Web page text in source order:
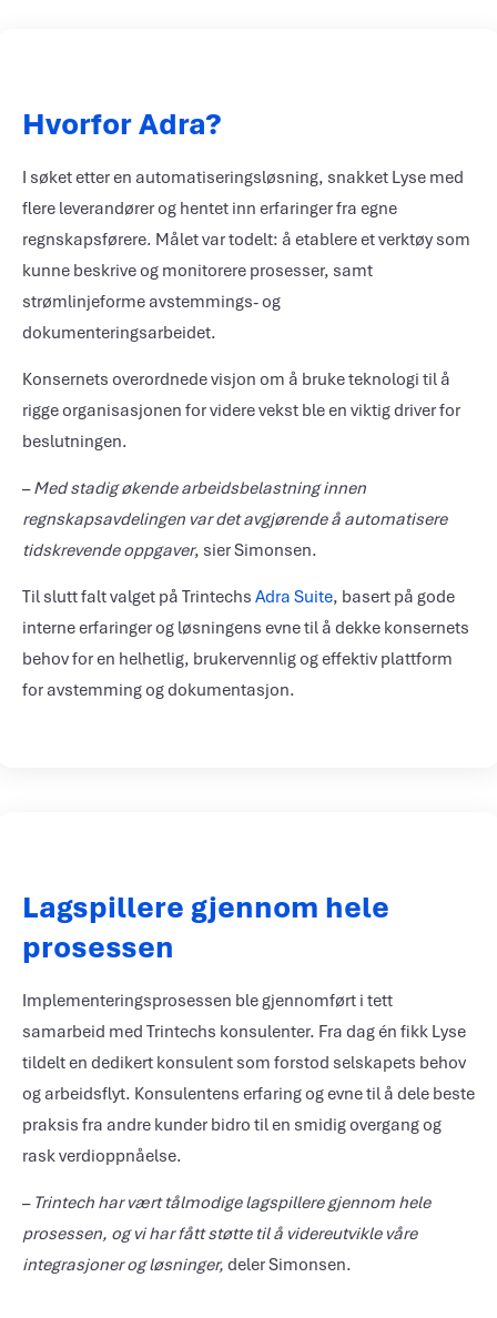
Hvorfor Adra?
I søket etter en automatiseringsløsning, snakket Lyse med
flere leverandører og hentet inn erfaringer fra egne
regnskapsførere. Målet var todelt: å etablere et verktøy som
kunne beskrive og monitorere prosesser, samt
strømlinjeforme avstemmings- og
dokumenteringsarbeidet.
Konsernets overordnede visjon om å bruke teknologi til å
rigge organisasjonen for videre vekst ble en viktig driver for
beslutningen.
–Med stadig økende arbeidsbelastning innen
regnskapsavdelingen var det avgjørende å automatisere
tidskrevende oppgaver, sier Simonsen.
Til slutt falt valget på Trintechs Adra Suite, basert på gode
interne erfaringer og løsningens evne til å dekke konsernets
behov for en helhetlig, brukervennlig og effektiv plattform
for avstemming og dokumentasjon.
Lagspillere gjennom hele
prosessen
Implementeringsprosessen ble gjennomført i tett
samarbeid med Trintechs konsulenter. Fra dag én fikk Lyse
tildelt en dedikert konsulent som forstod selskapets behov
og arbeidsflyt. Konsulentens erfaring og evne til å dele beste
praksis fra andre kunder bidro til en smidig overgang og
rask verdioppnåelse.
– Trintech har vært tålmodige lagspillere gjennom hele
prosessen, og vi har fått støtte til å videreutvikle våre
integrasjoner og løsninger, deler Simonsen.